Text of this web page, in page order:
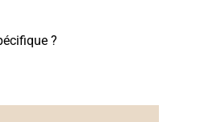
?